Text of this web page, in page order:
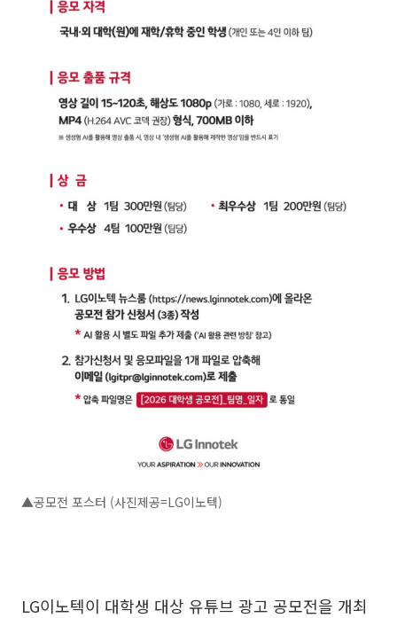
▲공모전 포스터 (사진제공=LG이노텍)
LG이노텍이 대학생 대상 유튜브 광고 공모전을 개최